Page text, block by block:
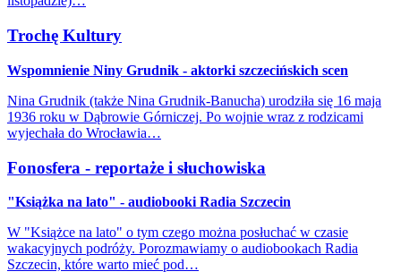
Trochę Kultury
Wspomnienie Niny Grudnik - aktorki szczecińskich scen
Nina Grudnik (także Nina Grudnik-Banucha) urodziła się 16 maja
1936 roku w Dąbrowie Górniczej. Po wojnie wraz z rodzicami
wyjechała do Wrocławia…
Fonosfera - reportaże i słuchowiska
"Książka na lato" - audiobooki Radia Szczecin
W "Książce na lato" o tym czego można posłuchać w czasie
wakacyjnych podróży. Porozmawiamy o audiobookach Radia
Szczecin, które warto mieć pod…